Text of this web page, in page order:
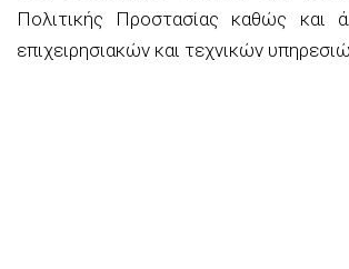
Πολιτικής Προστασίας καθώς και
επιχειρησιακών και τεχνικών